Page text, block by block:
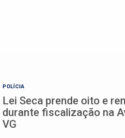
POLÍCIA
Lei Seca prende oito e
durante fiscalização na
VG